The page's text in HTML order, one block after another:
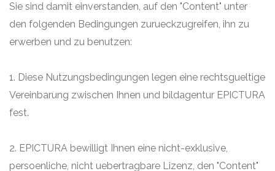
Sie sind damit einverstanden, auf den "Content" unter
den folgenden Bedingungen zurueckzugreifen, ihn zu
erwerben und zu benutzen:
1. Diese Nutzungsbedingungen legen eine rechtsgueltige
Vereinbarung zwischen Ihnen und bildagentur EPICTURA
fest.
2. EPICTURA bewilligt Ihnen eine nicht-exklusive,
persoenliche, nicht uebertragbare Lizenz, den "Content"